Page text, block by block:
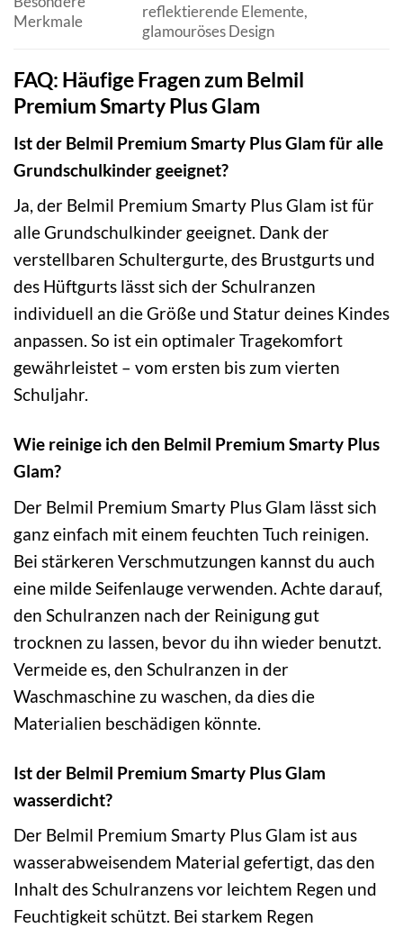
Merkmale
reflektierende Elemente,
glamouröses Design
FAQ: Häufige Fragen zum Belmil
Premium Smarty Plus Glam
Ist der Belmil Premium Smarty Plus Glam für alle
Grundschulkinder geeignet?
Ja, der Belmil Premium Smarty Plus Glam ist für
alle Grundschulkinder geeignet. Dank der
verstellbaren Schultergurte, des Brustgurts und
des Hüftgurts lässt sich der Schulranzen
individuell an die Größe und Statur deines Kindes
anpassen. So ist ein optimaler Tragekomfort
gewährleistet – vom ersten bis zum vierten
Schuljahr.
Wie reinige ich den Belmil Premium Smarty Plus
Glam?
Der Belmil Premium Smarty Plus Glam lässt sich
ganz einfach mit einem feuchten Tuch reinigen.
Bei stärkeren Verschmutzungen kannst du auch
eine milde Seifenlauge verwenden. Achte darauf,
den Schulranzen nach der Reinigung gut
trocknen zu lassen, bevor du ihn wieder benutzt.
Vermeide es, den Schulranzen in der
Waschmaschine zu waschen, da dies die
Materialien beschädigen könnte.
Ist der Belmil Premium Smarty Plus Glam
wasserdicht?
Der Belmil Premium Smarty Plus Glam ist aus
wasserabweisendem Material gefertigt, das den
Inhalt des Schulranzens vor leichtem Regen und
Feuchtigkeit schützt. Bei starkem Regen